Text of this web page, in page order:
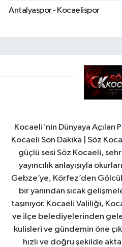
Antalyaspor - Kocaelispor
Kocaeli'nin Dünyaya Açılan
Kocaeli Son Dakika | Söz
güçlü sesi Söz Kocaeli,
yayıncılık anlayışıyla
Gebze’ye, Körfez’den
bir yanından sıcak
taşınıyor. Kocaeli Valiliği,
ve ilçe belediyelerinden
kulisleri ve gündemin öne
hızlı ve doğru şekilde